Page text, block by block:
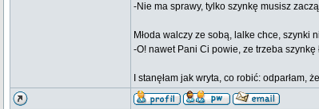
-Nie ma sprawy, tylko szynkę musisz
Młoda walczy ze sobą, lalke chce, szynki
-O! nawet Pani Ci powie, ze trzeba
I stanęłam jak wryta, co robić: